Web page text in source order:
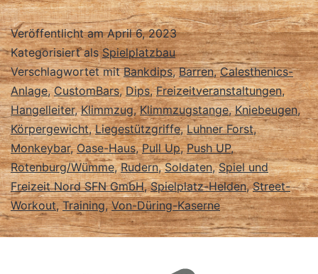
Veröffentlicht amApril 6, 2023
Kategorisiert alsSpielplatzbau
Verschlagwortet mitBankdips,Barren,Calesthenics-
Anlage,CustomBars,Dips,Freizeitveranstaltungen,
Hangelleiter,Klimmzug,Klimmzugstange,Kniebeugen,
Körpergewicht,Liegestützgriffe,Luhner Forst,
Monkeybar,Oase-Haus,Pull Up,Push UP,
Rotenburg/Wümme,Rudern,Soldaten,Spiel und
Freizeit Nord SFN GmbH,Spielplatz-Helden,Street-
Workout,Training,Von-Düring-Kaserne